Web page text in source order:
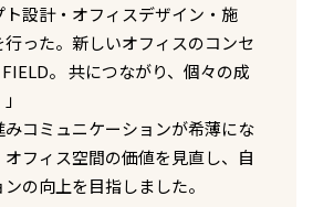
ト設計・オフィスデザイン・施
った。新しいオフィスのコンセ
。 共につながり、個々の成
みコミュニケーションが希薄にな
フィス空間の価値を見直し、自
の向上を目指しました。